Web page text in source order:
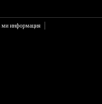
ми информация